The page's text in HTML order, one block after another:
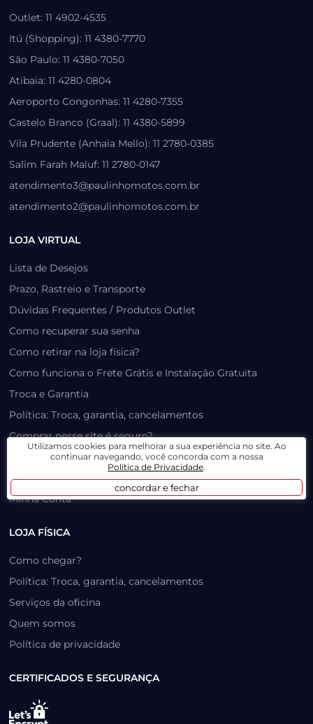
Outlet: 11 4902-4535
Itú (Shopping): 11 4380-7770
São Paulo: 11 4380-7050
Atibaia: 11 4280-0804
Aeroporto Congonhas: 11 4280-7355
Castelo Branco (Graal): 11 4380-5899
Vila Prudente (Anhaia Mello): 11 2780-0385
Salim Farah Maluf: 11 2780-0147
atendimento3@paulinhomotos.com.br
atendimento2@paulinhomotos.com.br
LOJA VIRTUAL
Lista de Desejos
Prazo, Rastreio e Transporte
Dúvidas Frequentes / Produtos Outlet
Como recuperar sua senha
Como retirar na loja física?
Como funciona o Frete Grátis e Instalação Gratuita
Troca e Garantia
Política: Troca, garantia, cancelamentos
Comprar nesse site é seguro?
Formas de pagamento
Trabalhe Conosco
Minha Conta
LOJA FÍSICA
Como chegar?
Política: Troca, garantia, cancelamentos
Serviços da oficina
Quem somos
Política de privacidade
CERTIFICADOS E SEGURANÇA
Utilizamos cookies para melhorar a sua experiência no site. Ao
continuar navegando, você concorda com a nossa
Política de Privacidade.
concordar e fechar